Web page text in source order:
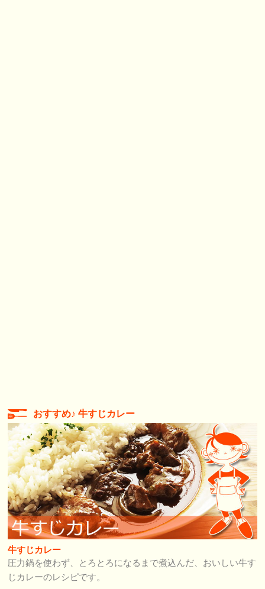
おすすめ♪ 牛すじカレー
牛すじカレー
圧力鍋を使わず、とろとろになるまで煮込んだ、おいしい牛す
じカレーのレシピです。